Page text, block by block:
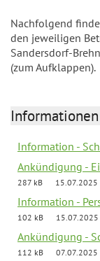
Nachfolgend
den jeweiligen
Sandersdorf-
(zum Aufklappen).
Information -
Ankündigung -
287 kB
15.07.2025
Information -
102 kB
15.07.2025
Ankündigung -
112 kB
07.07.2025